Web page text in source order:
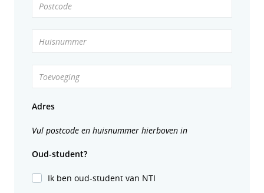
Postcode
Huisnummer
Toevoeging
Adres
Vul postcode en huisnummer hierboven in
Oud-student?
Ik ben oud-student van NTI